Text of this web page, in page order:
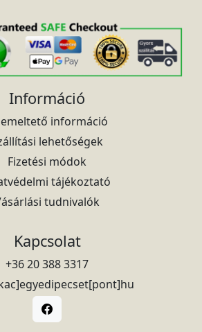
Információ
információ
lehetőségek
Fizetési módok
tájékoztató
tudnivalók
Kapcsolat
+36 20 388 3317